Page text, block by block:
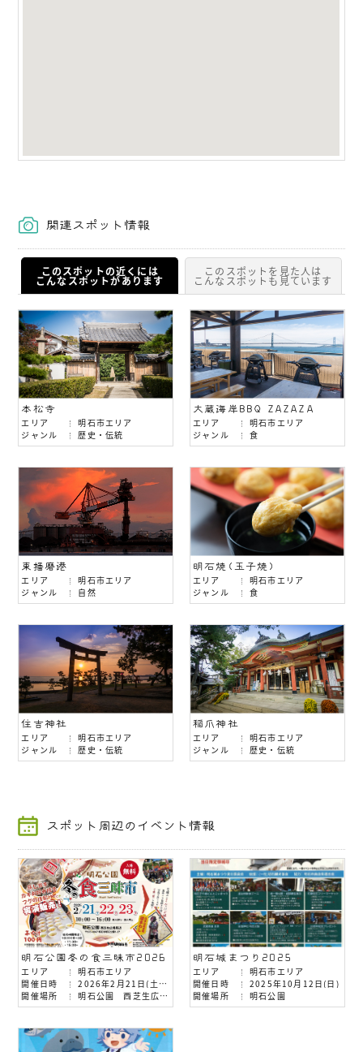
関連スポット情報
このスポットの近くには
こんなスポットがあります
このスポットを見た人は
こんなスポットも見ています
本松寺
エリア
明石市エリア
ジャンル
歴史・伝統
大蔵海岸BBQ ZAZAZA
エリア
明石市エリア
ジャンル
食
東播磨港
エリア
明石市エリア
ジャンル
自然
明石焼(玉子焼)
エリア
明石市エリア
ジャンル
食
住吉神社
エリア
明石市エリア
ジャンル
歴史・伝統
稲爪神社
エリア
明石市エリア
ジャンル
歴史・伝統
スポット周辺のイベント情報
明石公園冬の食三昧市2026
エリア
明石市エリア
開催日時
2026年2月21日(土)・22日(日)・23日(月)
開催場所
明石公園 西芝生広場周辺
明石城まつり2025
エリア
明石市エリア
開催日時
2025年10月12日(日)
開催場所
明石公園